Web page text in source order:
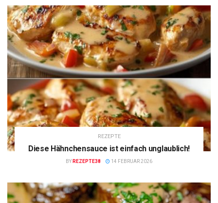
REZEPTE
Diese Hähnchensauce ist einfach unglaublich!
BY REZEPTE38 14 FEBRUAR 2026